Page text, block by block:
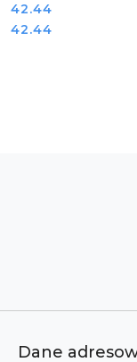
Cena:
42.44
Cena:
42.44
Dane